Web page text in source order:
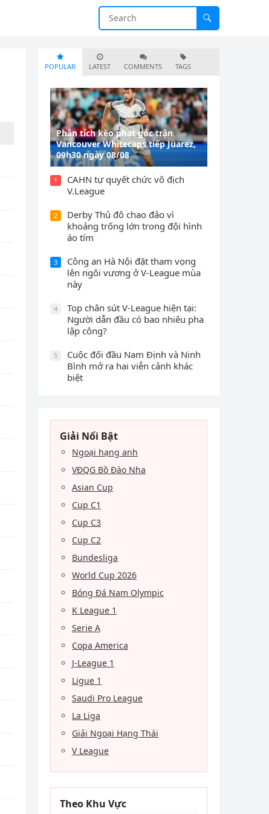
POPULAR LATEST COMMENTS TAGS
Phân tích kèo phạt góc trận
Vancouver Whitecaps tiếp Juarez,
09h30 ngày 08/08
1
CAHN tự quyết chức vô địch
V.League
2
Derby Thủ đô chao đảo vì
khoảng trống lớn trong đội hình
áo tím
3
Công an Hà Nội đặt tham vọng
lên ngôi vương ở V-League mùa
này
4
Top chân sút V-League hiện tại:
Người dẫn đầu có bao nhiêu pha
lập công?
5
Cuộc đối đầu Nam Định và Ninh
Bình mở ra hai viễn cảnh khác
biệt
Giải Nổi Bật
Ngoại hạng anh
VĐQG Bồ Đào Nha
Asian Cup
Cup C1
Cup C3
Cup C2
Bundesliga
World Cup 2026
Bóng Đá Nam Olympic
K League 1
Serie A
Copa America
J-League 1
Ligue 1
Saudi Pro League
La Liga
Giải Ngoại Hạng Thái
V League
Theo Khu Vực